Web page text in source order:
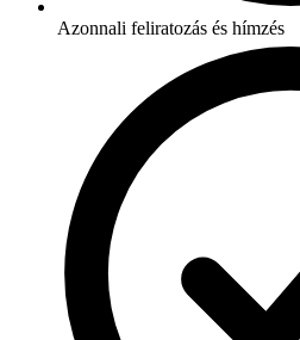
Azonnali feliratozás és hímzés